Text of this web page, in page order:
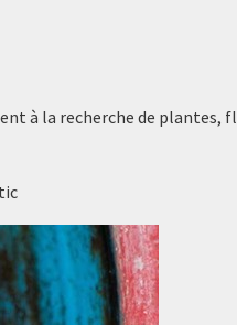
à la recherche de